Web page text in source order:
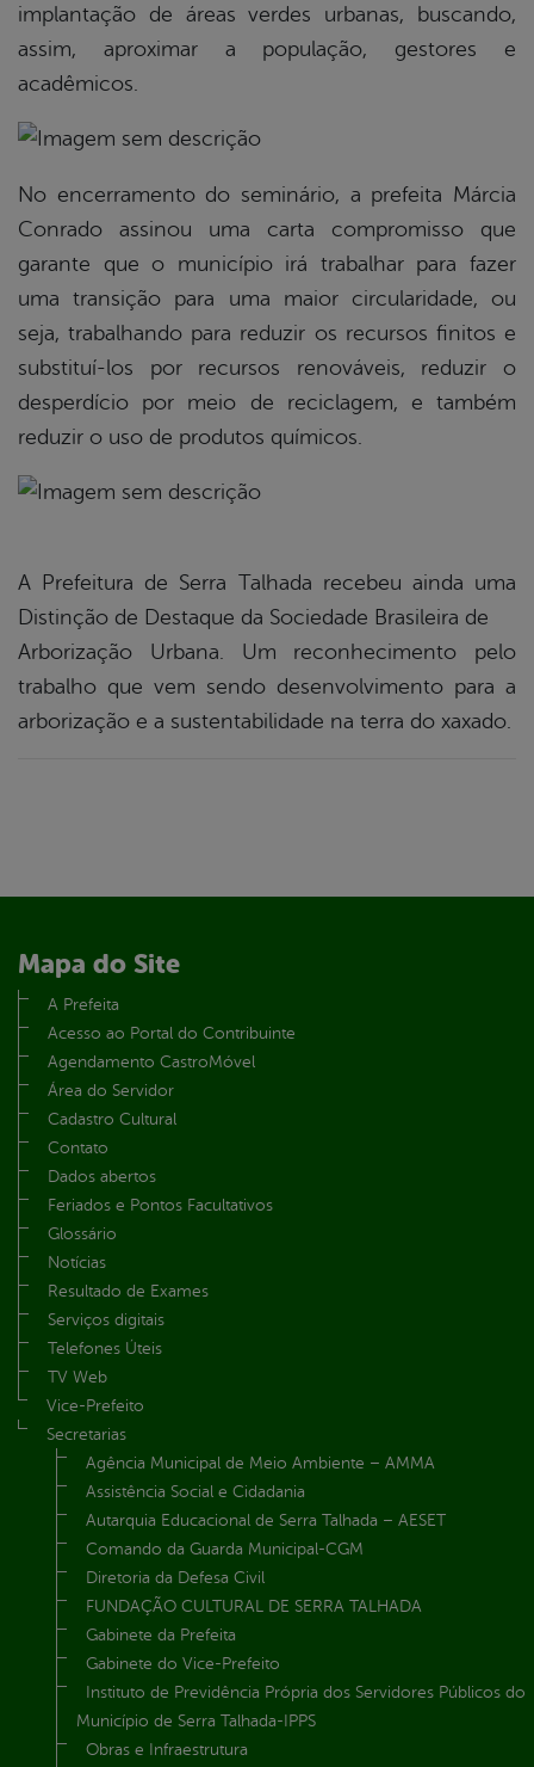
implantação de áreas verdes urbanas, buscando,
assim, aproximar a população, gestores e
acadêmicos.
No encerramento do seminário, a prefeita Márcia
Conrado assinou uma carta compromisso que
garante que o município irá trabalhar para fazer
uma transição para uma maior circularidade, ou
seja, trabalhando para reduzir os recursos finitos e
substituí-los por recursos renováveis, reduzir o
desperdício por meio de reciclagem, e também
reduzir o uso de produtos químicos.
A Prefeitura de Serra Talhada recebeu ainda uma
Distinção de Destaque da Sociedade Brasileira de
Arborização Urbana. Um reconhecimento pelo
trabalho que vem sendo desenvolvimento para a
arborização e a sustentabilidade na terra do xaxado.
Mapa do Site
A Prefeita
Acesso ao Portal do Contribuinte
Agendamento CastroMóvel
Área do Servidor
Cadastro Cultural
Contato
Dados abertos
Feriados e Pontos Facultativos
Glossário
Notícias
Resultado de Exames
Serviços digitais
Telefones Úteis
TV Web
Vice-Prefeito
Secretarias
Agência Municipal de Meio Ambiente – AMMA
Assistência Social e Cidadania
Autarquia Educacional de Serra Talhada – AESET
Comando da Guarda Municipal-CGM
Diretoria da Defesa Civil
FUNDAÇÃO CULTURAL DE SERRA TALHADA
Gabinete da Prefeita
Gabinete do Vice-Prefeito
Instituto de Previdência Própria dos Servidores Públicos do
Município de Serra Talhada-IPPS
Obras e Infraestrutura